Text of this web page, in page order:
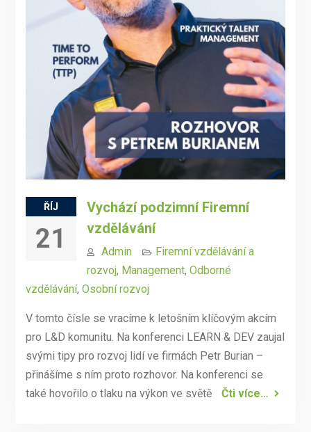
ŘÍJ
21
Vychází podzimní Firemní
vzdělávání
Admin
Firemní vzdělávání a
rozvoj, Management, Odborné
vzdělávání, Osobní rozvoj
V tomto čísle se vracíme k letošním klíčovým akcím
pro L&D komunitu. Na konferenci LEARN & DEV zaujal
svými tipy pro rozvoj lidí ve firmách Petr Burian –
přinášíme s ním proto rozhovor. Na konferenci se
také hovořilo o tlaku na výkon ve světě
Čti více…